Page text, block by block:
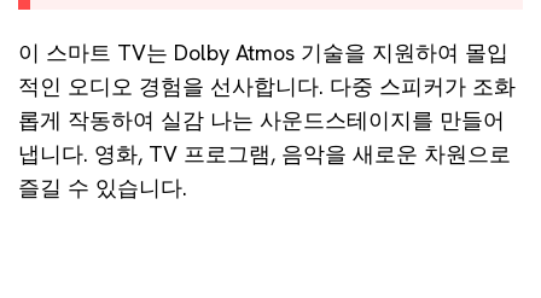
이 스마트 TV는 Dolby Atmos 기술을 지원하여 몰입
적인 오디오 경험을 선사합니다. 다중 스피커가 조화
롭게 작동하여 실감 나는 사운드스테이지를 만들어
냅니다. 영화, TV 프로그램, 음악을 새로운 차원으로
즐길 수 있습니다.